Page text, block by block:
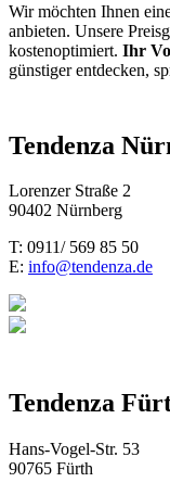
Wir möchten Ihnen
anbieten. Unsere
kostenoptimiert. Ihr
günstiger entdecken,
Tendenza
Lorenzer Straße 2
90402 Nürnberg
T: 0911/ 569 85 50
E: info@tendenza.de
Tendenza
Hans-Vogel-Str. 53
90765 Fürth